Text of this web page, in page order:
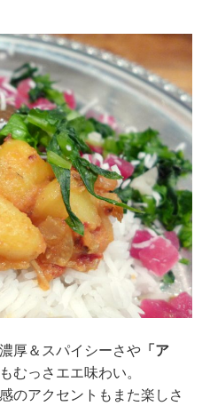
厚＆スパイシーさや 「ア
むっさエエ味わい。
のアクセントもまた楽しさ